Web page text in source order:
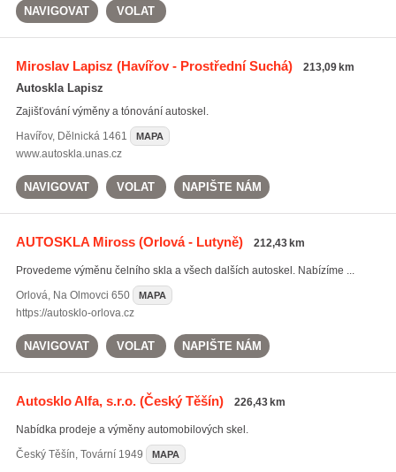
NAVIGOVAT VOLAT
Miroslav Lapisz (Havířov - Prostřední Suchá) 213,09 km
Autoskla Lapisz
Zajišťování výměny a tónování autoskel.
Havířov, Dělnická 1461 MAPA
www.autoskla.unas.cz
NAVIGOVAT VOLAT NAPIŠTE NÁM
AUTOSKLA Miross(Orlová - Lutyně) 212,43 km
Provedeme výměnu čelního skla a všech dalších autoskel. Nabízíme ...
Orlová, Na Olmovci 650 MAPA
https://autosklo-orlova.cz
NAVIGOVAT VOLAT NAPIŠTE NÁM
Autosklo Alfa, s.r.o.(Český Těšín) 226,43 km
Nabídka prodeje a výměny automobilových skel.
Český Těšín, Tovární 1949 MAPA